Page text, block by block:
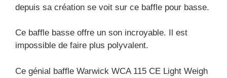
depuis sa création se voit sur ce baffle pour basse.
Ce baffle basse offre un son incroyable. Il est
impossible de faire plus polyvalent.
Ce génial baffle Warwick WCA 115 CE Light Weigh